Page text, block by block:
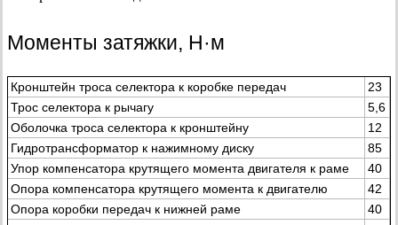
Моменты затяжки, Н·м
Кронштейн троса селектора к коробке передач
23
Трос селектора к рычагу
5,6
Оболочка троса селектора к кронштейну
12
Гидротрансформатор к нажимному диску
85
Упор компенсатора крутящего момента двигателя к раме
40
Опора компенсатора крутящего момента к двигателю
42
Опора коробки передач к нижней раме
40